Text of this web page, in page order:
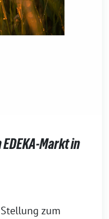
Markt in
zum